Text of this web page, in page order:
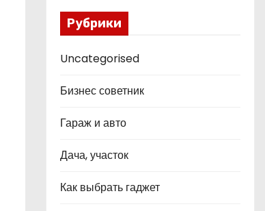
Рубрики
Uncategorised
Бизнес советник
Гараж и авто
Дача, участок
Как выбрать гаджет